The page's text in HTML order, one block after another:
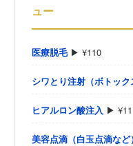
ュー
医療脱毛▶ ¥110
シワとり注射（ボトック
ヒアルロン酸注入 ▶
美容点滴（白玉点滴など）